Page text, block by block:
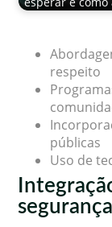
respeito
públicas
Uso de